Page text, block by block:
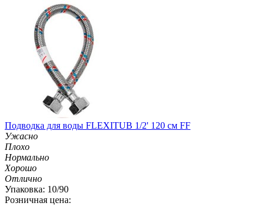
Подводка для воды FLEXITUB 1/2' 120 см FF
Ужасно
Плохо
Нормально
Хорошо
Отлично
Упаковка: 10/90
Розничная цена: